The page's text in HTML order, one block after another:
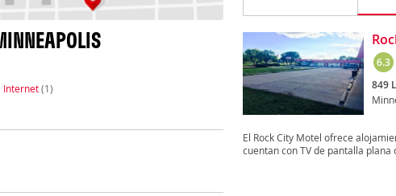
Internet(1)
6.3
849
El Rock City Motel ofrece
cuentan con TV de pantalla plana